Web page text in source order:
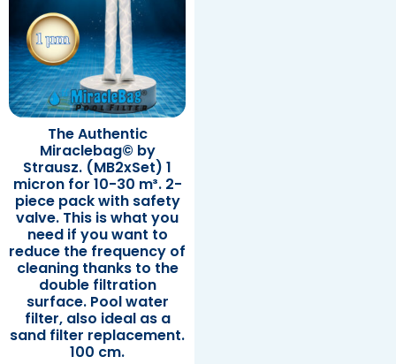
The Authentic
Miraclebag© by
Strausz. (MB2xSet) 1
micron for 10-30 m³. 2-
piece pack with safety
valve. This is what you
need if you want to
reduce the frequency of
cleaning thanks to the
double filtration
surface. Pool water
filter, also ideal as a
sand filter replacement.
100 cm.